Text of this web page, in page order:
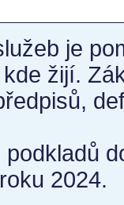
je
žijí.
2024.